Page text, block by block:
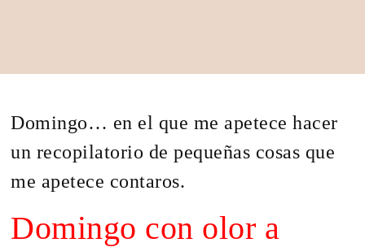
Domingo… en el que me apetece hacer
un recopilatorio de pequeñas cosas que
me apetece contaros.
Domingo con olor a